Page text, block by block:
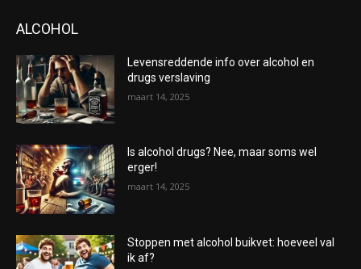
ALCOHOL
Levensreddende info over alcohol en
drugs verslaving
maart 14, 2025
Is alcohol drugs? Nee, maar soms wel
erger!
maart 14, 2025
Stoppen met alcohol buikvet: hoeveel val
ik af?